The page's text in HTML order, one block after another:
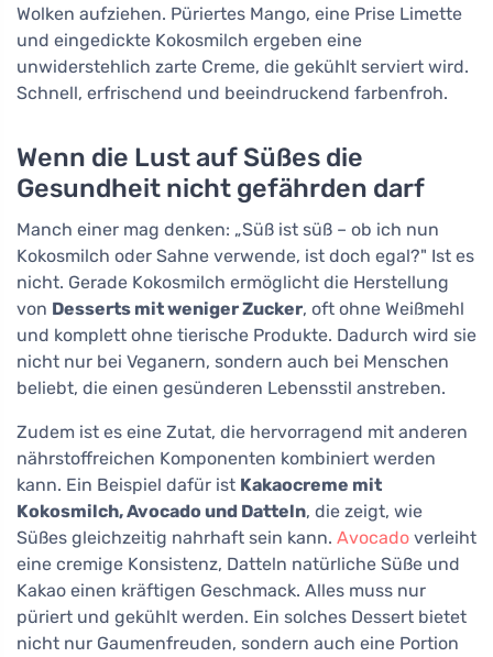
Wolken aufziehen. Püriertes Mango, eine Prise Limette
und eingedickte Kokosmilch ergeben eine
unwiderstehlich zarte Creme, die gekühlt serviert wird.
Schnell, erfrischend und beeindruckend farbenfroh.
Wenn die Lust auf Süßes die
Gesundheit nicht gefährden darf
Manch einer mag denken: „Süß ist süß – ob ich nun
Kokosmilch oder Sahne verwende, ist doch egal?" Ist es
nicht. Gerade Kokosmilch ermöglicht die Herstellung
von Desserts mit weniger Zucker, oft ohne Weißmehl
und komplett ohne tierische Produkte. Dadurch wird sie
nicht nur bei Veganern, sondern auch bei Menschen
beliebt, die einen gesünderen Lebensstil anstreben.
Zudem ist es eine Zutat, die hervorragend mit anderen
nährstoffreichen Komponenten kombiniert werden
kann. Ein Beispiel dafür ist Kakaocreme mit
Kokosmilch, Avocado und Datteln, die zeigt, wie
Süßes gleichzeitig nahrhaft sein kann. Avocado verleiht
eine cremige Konsistenz, Datteln natürliche Süße und
Kakao einen kräftigen Geschmack. Alles muss nur
püriert und gekühlt werden. Ein solches Dessert bietet
nicht nur Gaumenfreuden, sondern auch eine Portion